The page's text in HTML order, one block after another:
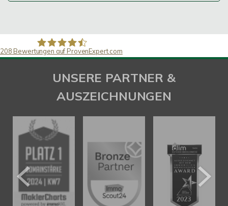
SAW Immobilien
208 Bewertungen auf ProvenExpert.com
UNSERE PARTNER &
AUSZEICHNUNGEN